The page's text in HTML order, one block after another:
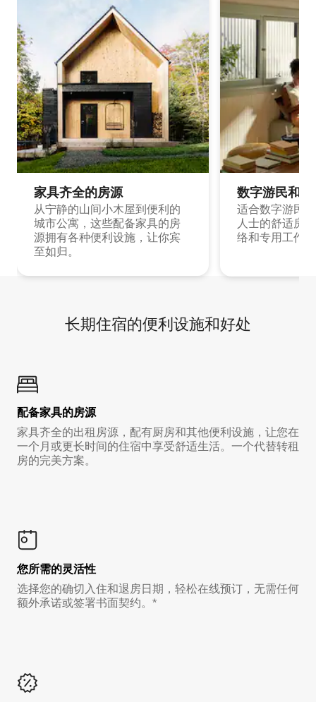
家具齐全的房源
从宁静的山间小木屋到便利的
城市公寓，这些配备家具的房
源拥有各种便利设施，让你宾
至如归。
数字游民和
适合数字游民
人士的舒适房
络和专用工作
长期住宿的便利设施和好处
配备家具的房源
家具齐全的出租房源，配有厨房和其他便利设施，让您在
一个月或更长时间的住宿中享受舒适生活。一个代替转租
房的完美方案。
您所需的灵活性
选择您的确切入住和退房日期，轻松在线预订，无需任何
额外承诺或签署书面契约。*